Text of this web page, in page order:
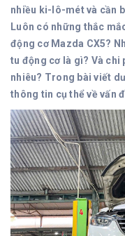
nhiều ki-lô-mét và cần
Luôn có những thắc
động cơ Mazda CX5?
tu động cơ là gì? Và chi
nhiêu? Trong bài viết
thông tin cụ thể về vấn